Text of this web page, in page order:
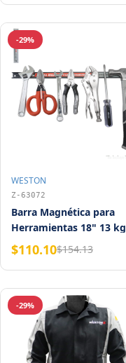
cm
-29%
WESTON
Z-63072
Barra Magnética para
Herramientas 18" 13 kg
Weston
$110.10$154.13
-29%